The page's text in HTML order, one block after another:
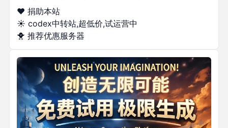
❤️ 捐助本站
☀️ codex中转站,超低价,试运营中
🐥 推荐优惠服务器